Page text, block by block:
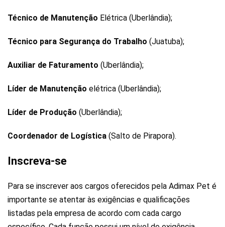
Técnico de Manutenção Elétrica (Uberlândia);
Técnico para Segurança do Trabalho (Juatuba);
Auxiliar de Faturamento (Uberlândia);
Líder de Manutenção elétrica (Uberlândia);
Líder de Produção (Uberlândia);
Coordenador de Logística (Salto de Pirapora).
Inscreva-se
Para se inscrever aos cargos oferecidos pela Adimax Pet é
importante se atentar às exigências e qualificações
listadas pela empresa de acordo com cada cargo